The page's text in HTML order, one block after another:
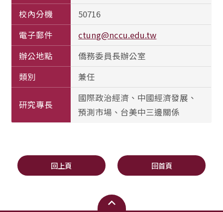
校內分機
50716
電子郵件
ctung@nccu.edu.tw
辦公地點
僑務委員長辦公室
類別
兼任
研究專長
國際政治經濟、中國經濟發展、
預測市場、台美中三邊關係
回上頁 回首頁